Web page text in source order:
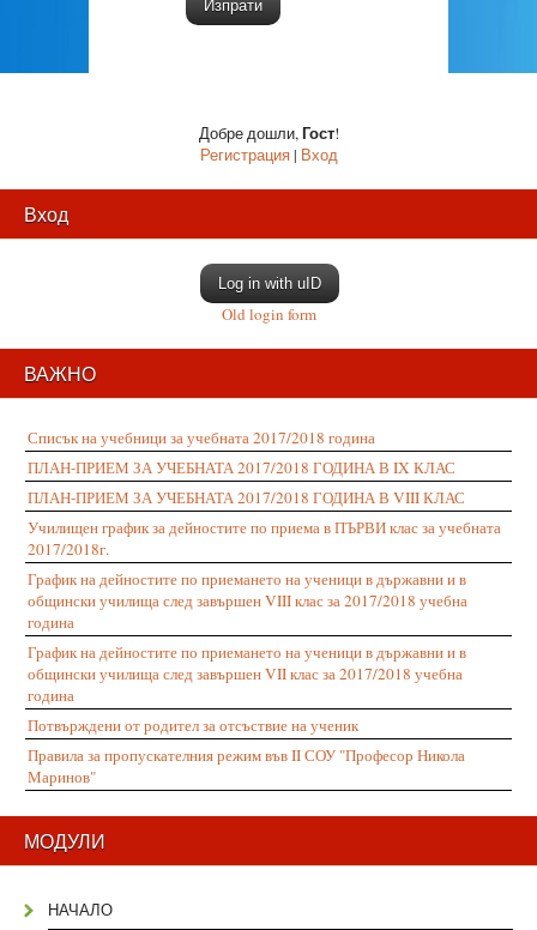
Изпрати
Добре дошли,Гост!
Регистрация| Вход
Вход
Log in with uID
Old login form
ВАЖНО
Списък на учебници за учебната 2017/2018 година
ПЛАН-ПРИЕМ ЗА УЧЕБНАТА 2017/2018 ГОДИНА В IX КЛАС
ПЛАН-ПРИЕМ ЗА УЧЕБНАТА 2017/2018 ГОДИНА В VIII КЛАС
Училищен график за дейностите по приема в ПЪРВИ клас за учебната
2017/2018г.
График на дейностите по приемането на ученици в държавни и в
общински училища след завършен VIII клас за 2017/2018 учебна
година
График на дейностите по приемането на ученици в държавни и в
общински училища след завършен VII клас за 2017/2018 учебна
година
Потвърждени от родител за отсъствие на ученик
Правила за пропускателния режим във II СОУ "Професор Никола
Маринов"
МОДУЛИ
НАЧАЛО